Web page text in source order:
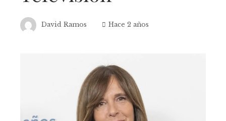
David Ramos Hace 2 años